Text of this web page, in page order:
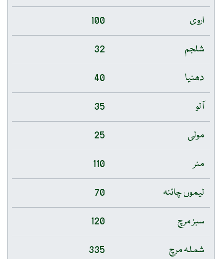
اروی
100
شلجم
32
دھنیا
40
آلو
35
مولی
25
مٹر
110
لیموں چائنہ
70
سبز مرچ
120
شملہ مرچ
335